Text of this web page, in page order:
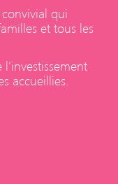
qui
et tous les
accueillies.